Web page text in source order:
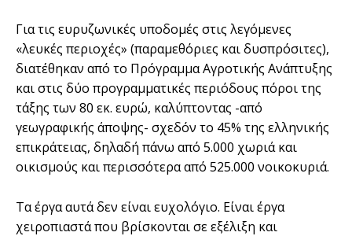
Για τις ευρυζωνικές υποδομές στις λεγόμενες
«λευκές περιοχές» (παραμεθόριες και δυσπρόσιτες),
διατέθηκαν από το Πρόγραμμα Αγροτικής Ανάπτυξης
και στις δύο προγραμματικές περιόδους πόροι της
τάξης των 80 εκ. ευρώ, καλύπτοντας -από
γεωγραφικής άποψης- σχεδόν το 45% της ελληνικής
επικράτειας, δηλαδή πάνω από 5.000 χωριά και
οικισμούς και περισσότερα από 525.000 νοικοκυριά.
Τα έργα αυτά δεν είναι ευχολόγιο. Είναι έργα
χειροπιαστά που βρίσκονται σε εξέλιξη και